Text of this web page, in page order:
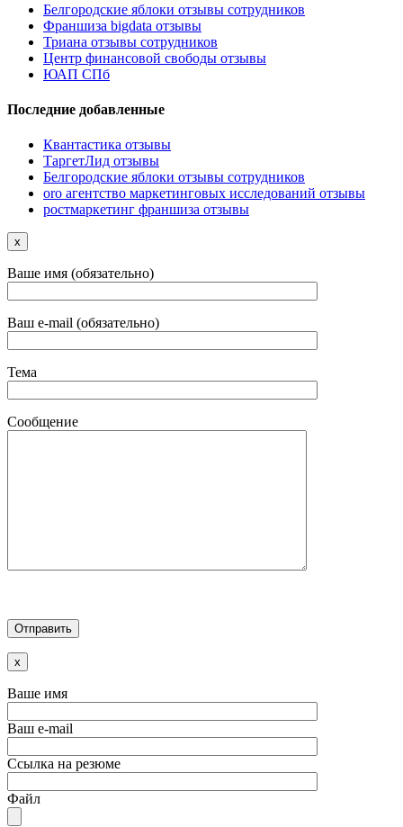
Белгородские яблоки отзывы сотрудников
Франшиза bigdata отзывы
Триана отзывы сотрудников
Центр финансовой свободы отзывы
ЮАП СПб
Последние добавленные
Квантастика отзывы
ТаргетЛид отзывы
Белгородские яблоки отзывы сотрудников
oro агентство маркетинговых исследований отзывы
ростмаркетинг франшиза отзывы
x
Ваше имя (обязательно)
Ваш e-mail (обязательно)
Тема
Сообщение
x
Ваше имя
Ваш e-mail
Ссылка на резюме
Файл